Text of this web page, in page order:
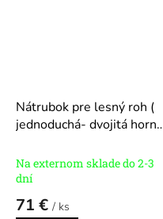
Nátrubok pre lesný roh (
jednoduchá- dvojitá horna
Modely: 3, 7, 7S, 10, 10S,
11, 12, 15,16,18
Na externom sklade do 2-3
dní
71 € / ks